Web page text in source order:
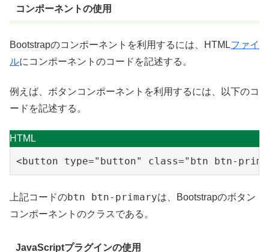
コンポーネントの使用
Bootstrapのコンポーネントを利用するには、HTMLファイ
ルにコンポーネントのコードを記述する。
例えば、ボタンコンポーネントを利用するには、以下のコ
ードを記述する。
HTML
< button type="button" class="btn btn-
上記コードのbtn btn-primaryは、Bootstrapのボタン
コンポーネントのクラスである。
JavaScriptプラグインの使用